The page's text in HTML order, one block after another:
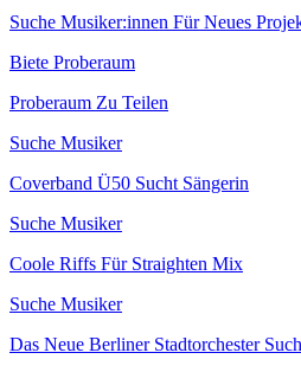
Suche Musiker:innen Für Neues
Biete Proberaum
Proberaum Zu Teilen
Suche Musiker
Coverband Ü50 Sucht Sängerin
Suche Musiker
Coole Riffs Für Straighten Mix
Suche Musiker
Das Neue Berliner Stadtorchester